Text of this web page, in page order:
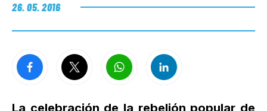
FUERA DE MEGÁFONO
EL LADO «G»
26. 05. 2016
La celebración de la rebelión popular de